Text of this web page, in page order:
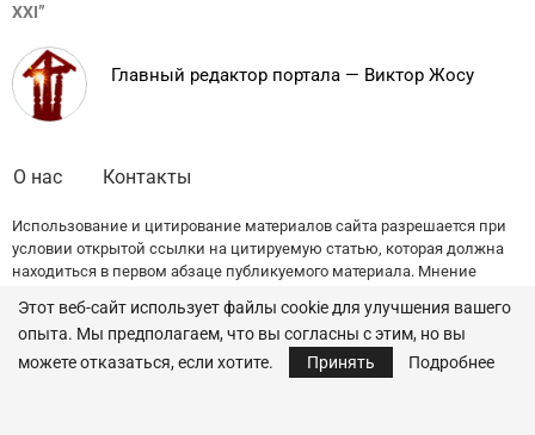
XXI”
Главный редактор портала — Виктор Жосу
О нас Контакты
Использование и цитирование материалов сайта разрешается при
условии открытой ссылки на цитируемую статью, которая должна
находиться в первом абзаце публикуемого материала. Мнение
© 2022 — All Rights Reserved. Traditia.md
Этот веб-сайт использует файлы cookie для улучшения вашего
опыта. Мы предполагаем, что вы согласны с этим, но вы
можете отказаться, если хотите.
Принять Подробнее